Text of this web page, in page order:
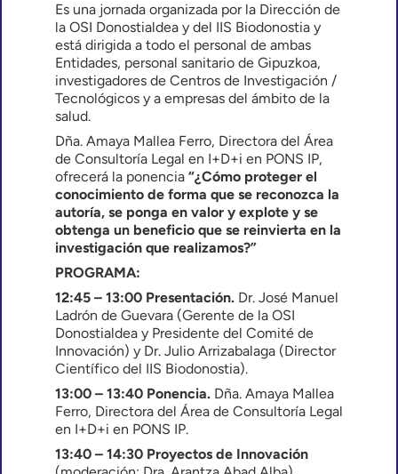
Es una jornada organizada por la Dirección de
la OSI Donostialdea y del IIS Biodonostia y
está dirigida a todo el personal de ambas
Entidades, personal sanitario de Gipuzkoa,
investigadores de Centros de Investigación /
Tecnológicos y a empresas del ámbito de la
salud.
Dña. Amaya Mallea Ferro, Directora del Área
de Consultoría Legal en I+D+i en PONS IP,
ofrecerá la ponencia “¿Cómo proteger el
conocimiento de forma que se reconozca la
autoría, se ponga en valor y explote y se
obtenga un beneficio que se reinvierta en la
investigación que realizamos?”
PROGRAMA:
12:45 – 13:00 Presentación. Dr. José Manuel
Ladrón de Guevara (Gerente de la OSI
Donostialdea y Presidente del Comité de
Innovación) y Dr. Julio Arrizabalaga (Director
Científico del IIS Biodonostia).
13:00 – 13:40 Ponencia. Dña. Amaya Mallea
Ferro, Directora del Área de Consultoría Legal
en I+D+i en PONS IP.
13:40 – 14:30 Proyectos de Innovación